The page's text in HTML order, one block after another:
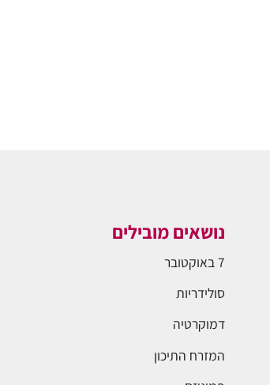
נושאים מובילים
7 באוקטובר
סולידריות
דמוקרטיה
המזרח התיכון